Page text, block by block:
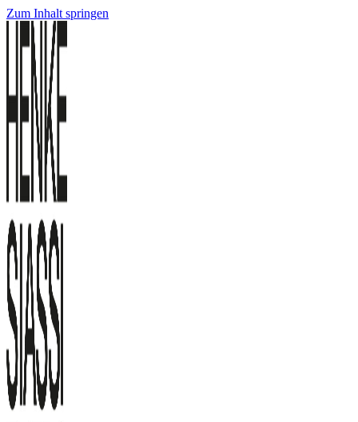
Zum Inhalt springen